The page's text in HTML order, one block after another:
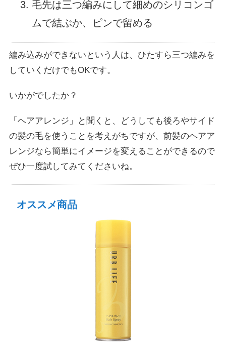
毛先は三つ編みにして細めのシリコンゴ
ムで結ぶか、ピンで留める
編み込みができないという人は、ひたすら三つ編みを
していくだけでもOKです。
いかがでしたか？
「ヘアアレンジ」と聞くと、どうしても後ろやサイド
の髪の毛を使うことを考えがちですが、前髪のヘアア
レンジなら簡単にイメージを変えることができるので
ぜひ一度試してみてくださいね。
オススメ商品